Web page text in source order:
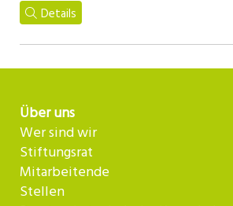
Details
Über uns
Wer sind wir
Stiftungsrat
Mitarbeitende
Stellen